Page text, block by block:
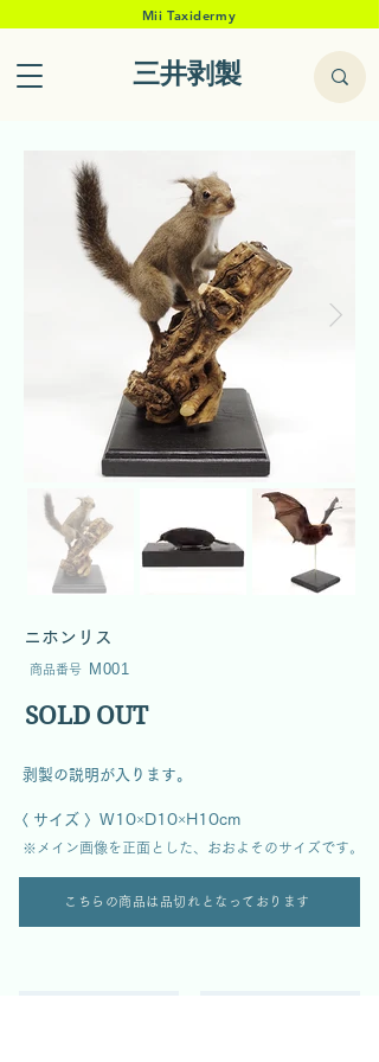
Mii Taxidermy
三井剥製
ニホンリス
商品番号 M001
SOLD OUT
  剥製の説明が入ります。
〈 サイズ 〉W10×D10×H10cm
  ※メイン画像を正面とした、おおよそのサイズです。
こちらの商品は品切れとなっております